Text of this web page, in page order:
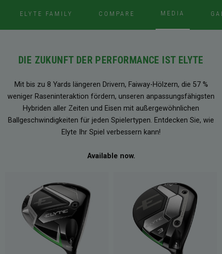
ELYTE FAMILY COMPARE MEDIA
DIE ZUKUNFT DER PERFORMANCE IST ELYTE
Mit bis zu 8 Yards längeren Drivern, Faiway-Hölzern, die 57 %
weniger Raseninteraktion fördern, unseren anpassungsfähigsten
Hybriden aller Zeiten und Eisen mit außergewöhnlichen
Ballgeschwindigkeiten für jeden Spielertypen. Entdecken Sie, wie
Elyte Ihr Spiel verbessern kann!
Available now.